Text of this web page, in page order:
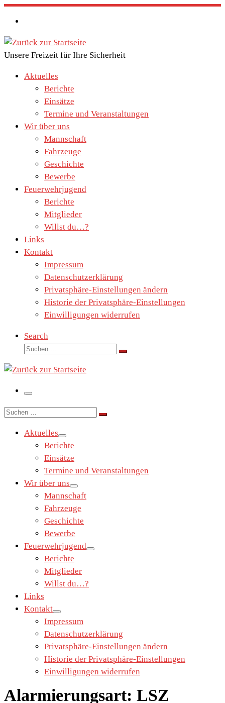
Zum
Inhalt
springen
Unsere Freizeit für Ihre Sicherheit
Aktuelles
Berichte
Einsätze
Termine und Veranstaltungen
Wir über uns
Mannschaft
Fahrzeuge
Geschichte
Bewerbe
Feuerwehrjugend
Berichte
Mitglieder
Willst du…?
Links
Kontakt
Impressum
Datenschutzerklärung
Privatsphäre-Einstellungen ändern
Historie der Privatsphäre-Einstellungen
Einwilligungen widerrufen
Search
Suche
Suchen …
Menü
Suche
Suchen …
Aktuelles
Berichte
Einsätze
Termine und Veranstaltungen
Wir über uns
Mannschaft
Fahrzeuge
Geschichte
Bewerbe
Feuerwehrjugend
Berichte
Mitglieder
Willst du…?
Links
Kontakt
Impressum
Datenschutzerklärung
Privatsphäre-Einstellungen ändern
Historie der Privatsphäre-Einstellungen
Einwilligungen widerrufen
Alarmierungsart: LSZ